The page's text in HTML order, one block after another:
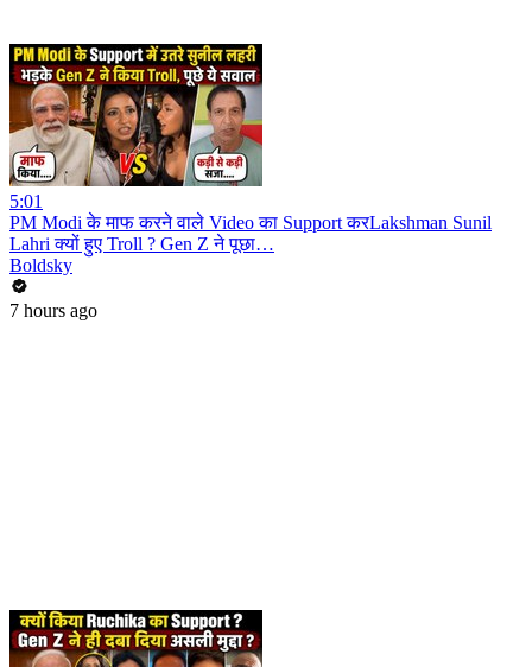
5:01
PM Modi के माफ करने वाले Video का Support करLakshman Sunil
Lahri क्यों हुए Troll ? Gen Z ने पूछा…
Boldsky
7 hours ago